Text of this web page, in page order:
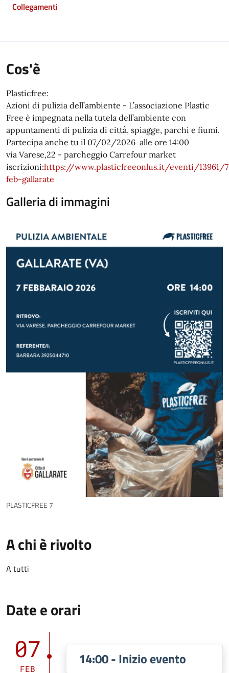
Collegamenti
Cos'è
Plasticfree:
Azioni di pulizia dell’ambiente - L’associazione Plastic
Free è impegnata nella tutela dell’ambiente con
appuntamenti di pulizia di città, spiagge, parchi e fiumi.
Partecipa anche tu il 07/02/2026 alle ore 14:00
via Varese,22 - parcheggio Carrefour market
iscrizioni:https://www.plasticfreeonlus.it/eventi/13961/
feb-gallarate
Galleria di immagini
PLASTICFREE 7
A chi è rivolto
A tutti
Date e orari
07
FEB
14:00 - Inizio evento